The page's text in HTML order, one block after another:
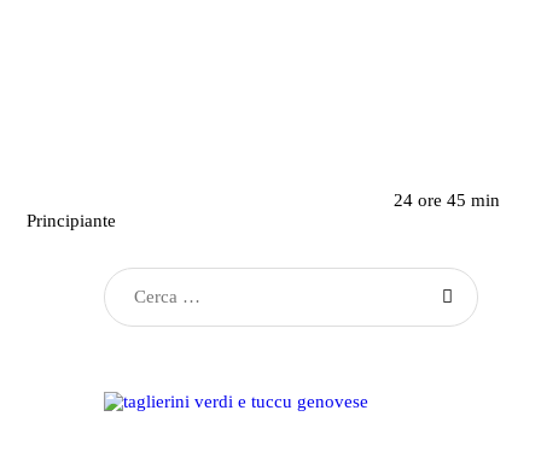
24 ore 45 min
Principiante
Ricerca